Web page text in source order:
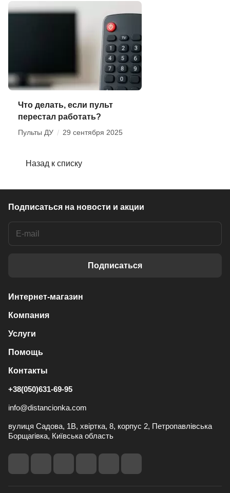
Что делать, если пульт
перестал работать?
Пульты ДУ / 29 сентября 2025
Назад к списку
Подписаться на новости и акции
Подписаться
Интернет-магазин
Компания
Услуги
Помощь
Контакты
+38(050)631-69-95
info@distancionka.com
вулиця Садова, 1В, хвіртка, 8, корпус 2, Петропавлівська
Борщагівка, Київська область